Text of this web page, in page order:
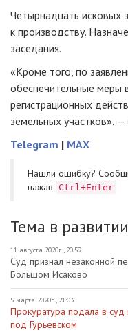
Четырнадцать исковых
к производству.
заседания.
«Кроме того, по
обеспечительные меры
регистрационных
земельных участков»,
Telegram | MAX
Нашли ошибку?
нажав
Ctrl+Enter
Тема в развитии
11 августа 2020г., 20:59
Суд признал незаконной
Большом Исаково
5 марта 2020г., 21:03
Прокуратура подала в
под Гурьевском